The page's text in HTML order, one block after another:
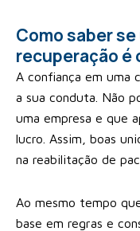
Como saber
recuperação é
A confiança em uma
a sua conduta. Não
uma empresa e que
lucro. Assim, boas
na reabilitação de
Ao mesmo tempo
base em regras e